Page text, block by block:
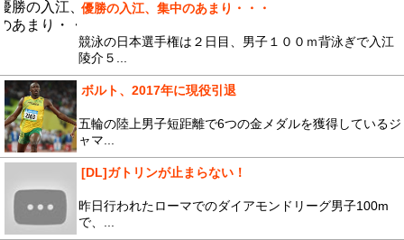
優勝の入江、集中のあまり・・・
競泳の日本選手権は２日目、男子１００ｍ背泳ぎで入江
陵介５...
ボルト、2017年に現役引退
五輪の陸上男子短距離で6つの金メダルを獲得しているジ
ャマ...
[DL]ガトリンが止まらない！
昨日行われたローマでのダイアモンドリーグ男子100m
で、...